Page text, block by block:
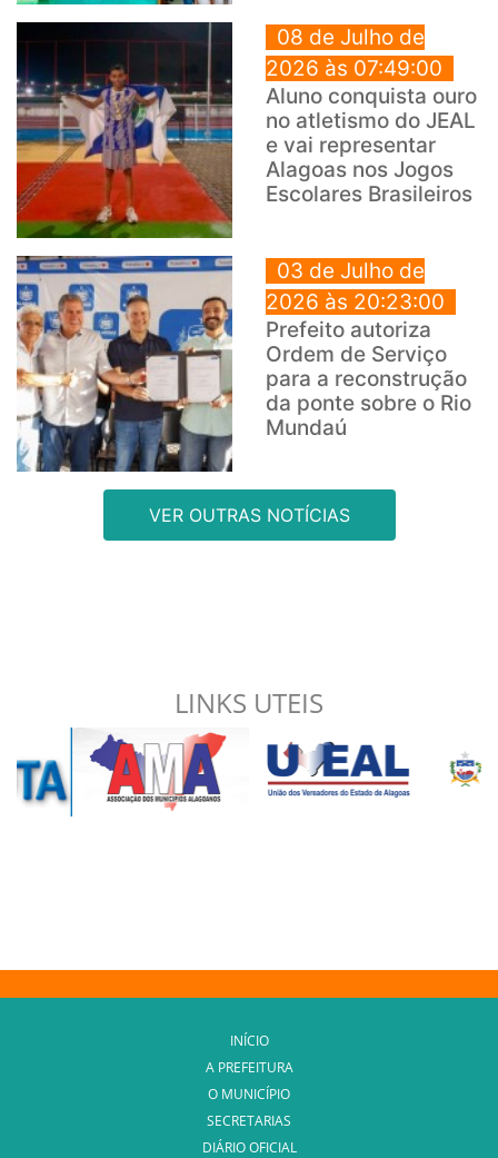
08 de Julho de
2026 às 07:49:00
Aluno conquista ouro
no atletismo do JEAL
e vai representar
Alagoas nos Jogos
Escolares Brasileiros
03 de Julho de
2026 às 20:23:00
Prefeito autoriza
Ordem de Serviço
para a reconstrução
da ponte sobre o Rio
Mundaú
VER OUTRAS NOTÍCIAS
LINKS UTEIS
INÍCIO
A PREFEITURA
O MUNICÍPIO
SECRETARIAS
DIÁRIO OFICIAL